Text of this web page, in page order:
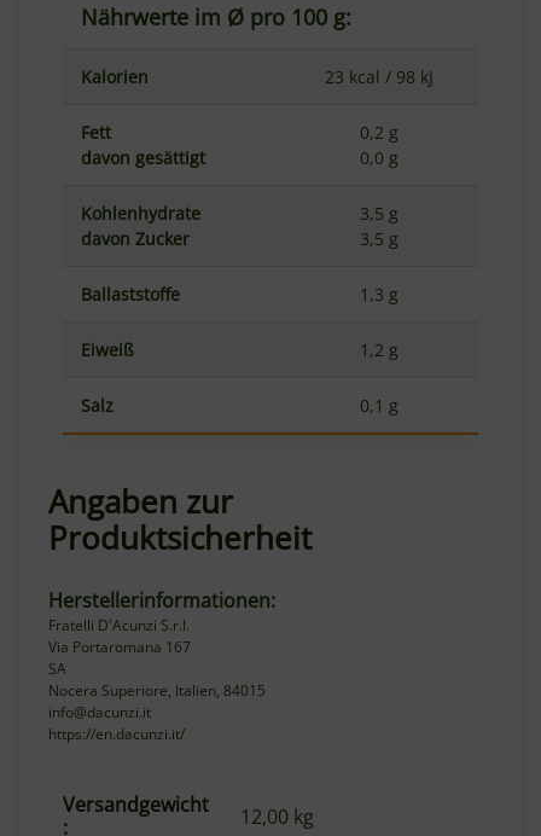
Nährwerte im Ø pro 100 g:
Kalorien 23 kcal / 98 kJ
Fett
davon gesättigt
0,2 g
0,0 g
Kohlenhydrate
davon Zucker
3,5 g
3,5 g
Ballaststoffe 1,3 g
Eiweiß 1,2 g
Salz 0,1 g
Angaben zur
Produktsicherheit
Herstellerinformationen:
Fratelli D'Acunzi S.r.l.
Via Portaromana 167
SA
Nocera Superiore, Italien, 84015
info@dacunzi.it
https://en.dacunzi.it/
Produkteigenschaft
Wert
Versandgewicht
:
12,00 kg